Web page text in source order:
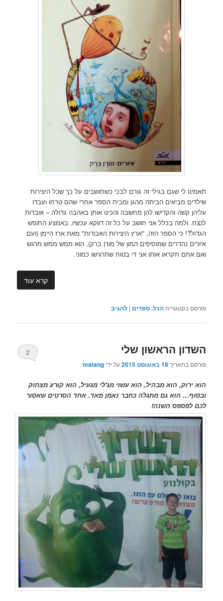
תאמינו לי שגם בגילי זה גורם לבכי כשחושבים על כך שכל היצירות
שילדים מביאים הביתה מהגן ומבית הספר אחרי שהם טרחו ועבדו
עליהן קשה והקדישו להן מחשבה והכינו אותן באהבה גדולה – אובדות
לנצח. ולמה בכלל אני חושב על כל זה דווקא עכשיו, באמצע החופש
הגדול?! כי הספר הזה, "ארץ היצירות האבודות" מאת ארז היימן (ועם
איורים נהדרים שמוסיפים המון של מורן ברק), הוא ממש ממש מרגש
ואם אתם תקראו אותו אני די בטוח שתרגישו כמוני.
קרא עוד
פורסם בקטגוריה הכל,ספרים |להגיב
השדון הראשון שלי
פורסם בתאריך18 באוגוסט 2015 על ידיmatang
2
הוא ירוק, הוא מבהיל, הוא עשוי מג'לי מגעיל, הוא קורע מצחוק
ובסוף… הוא גם מתגלה כחבר נאמן מאד. אחד הסרטים שאסור
לכם לפספס השנה!